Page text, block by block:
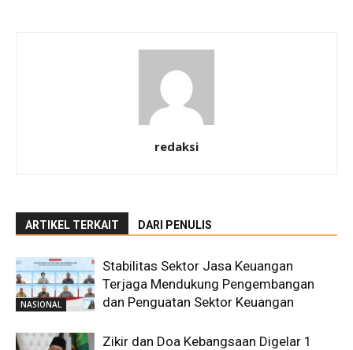
redaksi
ARTIKEL TERKAIT DARI PENULIS
NASIONAL
Stabilitas Sektor Jasa Keuangan
Terjaga Mendukung Pengembangan
dan Penguatan Sektor Keuangan
Zikir dan Doa Kebangsaan Digelar 1